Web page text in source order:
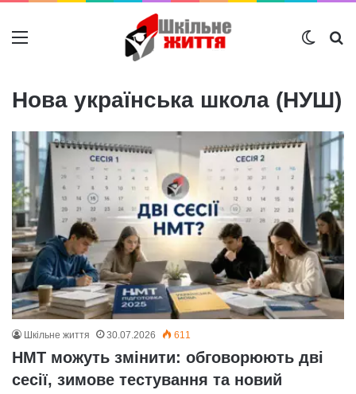
Меню
Нова українська школа (НУШ)
Шкільне життя 30.07.2026 611
НМТ можуть змінити: обговорюють дві
сесії, зимове тестування та новий